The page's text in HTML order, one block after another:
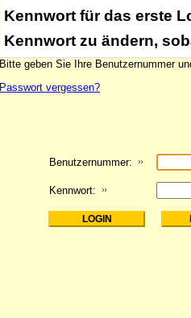
Kennwort für das erste
Kennwort zu ändern,
Bitte geben Sie Ihre Benutzernummer
Passwort vergessen?
Benutzernummer:
Kennwort: